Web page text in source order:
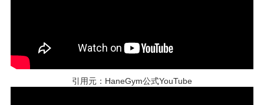
引用元：HaneGym公式YouTube